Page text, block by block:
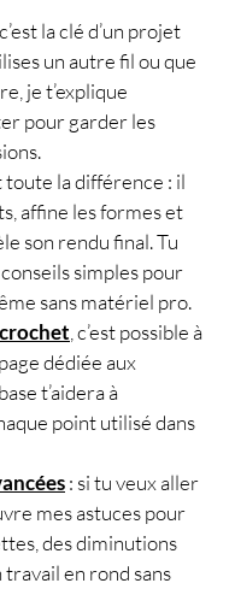
, c’est la clé d’un projet
un autre fil ou que
je t’explique
pour garder les
toute la différence : il
affine les formes et
son rendu final. Tu
simples pour
sans matériel pro.
, c’est possible à
dédiée aux
t’aidera à
point utilisé dans
: si tu veux aller
mes astuces pour
des diminutions
travail en rond sans